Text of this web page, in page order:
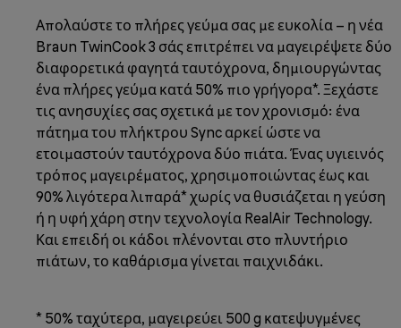
Απολαύστε το πλήρες γεύμα σας με ευκολία – η νέα
Braun TwinCook 3 σάς επιτρέπει να μαγειρέψετε δύο
διαφορετικά φαγητά ταυτόχρονα, δημιουργώντας
ένα πλήρες γεύμα κατά 50% πιο γρήγορα*. Ξεχάστε
τις ανησυχίες σας σχετικά με τον χρονισμό: ένα
πάτημα του πλήκτρου Sync αρκεί ώστε να
ετοιμαστούν ταυτόχρονα δύο πιάτα. Ένας υγιεινός
τρόπος μαγειρέματος, χρησιμοποιώντας έως και
90% λιγότερα λιπαρά* χωρίς να θυσιάζεται η γεύση
ή η υφή χάρη στην τεχνολογία RealAir Technology.
Και επειδή οι κάδοι πλένονται στο πλυντήριο
πιάτων, το καθάρισμα γίνεται παιχνιδάκι.
* 50% ταχύτερα, μαγειρεύει 500 g κατεψυγμένες